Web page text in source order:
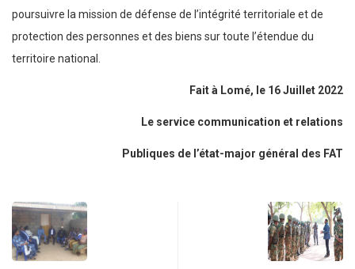
poursuivre la mission de défense de l’intégrité territoriale et de
protection des personnes et des biens sur toute l’étendue du
territoire national.
Fait à Lomé, le 16 Juillet 2022
Le service communication et relations
Publiques de l’état-major général des FAT